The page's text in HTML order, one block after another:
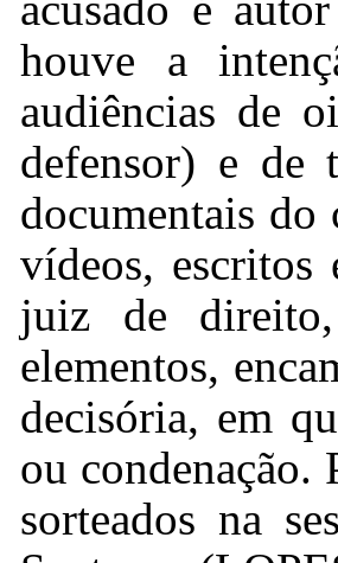
houve a
audiências de
defensor) e de
documentais do
vídeos, escritos
juiz de direito,
elementos,
decisória, em
ou condenação.
sorteados na